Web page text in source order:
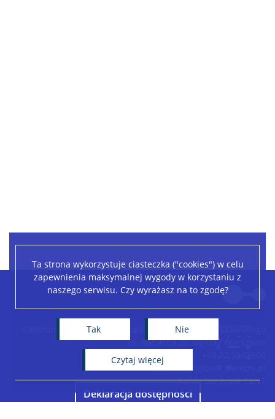
Ta strona wykorzystuje ciasteczka ("cookies") w celu
zapewnienia maksymalnej wygody w korzystaniu z
naszego serwisu. Czy wyrażasz na to zgodę?
Tak Nie
czytaj więcej
Leaflet|©OpenStreetMapcontributors
Centrum Nowych Technologii Uniwersytetu Warszawskiego
ul. Banacha 2C, 02-097 Warszawa
sekretariat@cent.uw.edu.pl
Konto bankowe CeNT
Deklaracja dostępności